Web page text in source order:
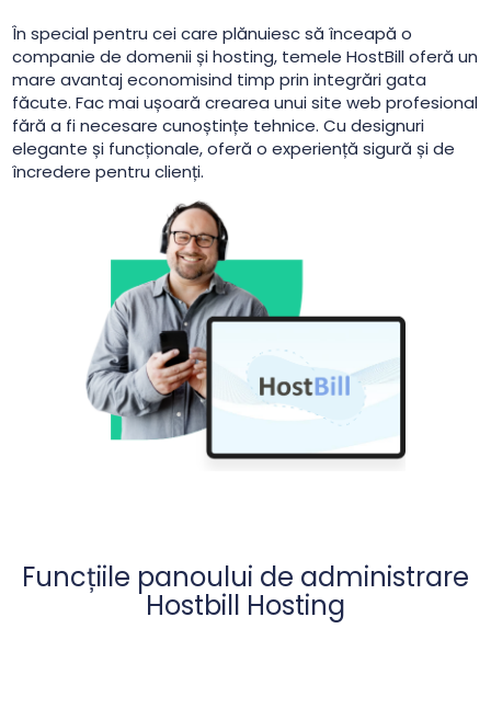
În special pentru cei care plănuiesc să înceapă o
companie de domenii și hosting, temele HostBill oferă un
mare avantaj economisind timp prin integrări gata
făcute. Fac mai ușoară crearea unui site web profesional
fără a fi necesare cunoștințe tehnice. Cu designuri
elegante și funcționale, oferă o experiență sigură și de
încredere pentru clienți.
Funcțiile panoului de administrare
Hostbill Hosting